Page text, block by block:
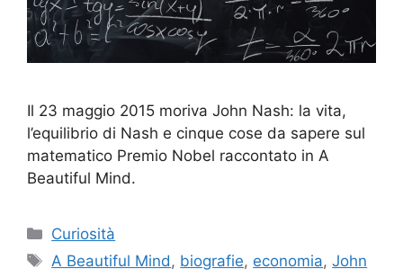
Il 23 maggio 2015 moriva John Nash: la vita,
l’equilibrio di Nash e cinque cose da sapere sul
matematico Premio Nobel raccontato in A
Beautiful Mind.
Categorie
Curiosità
Tag
A Beautiful Mind , biografie, economia,John